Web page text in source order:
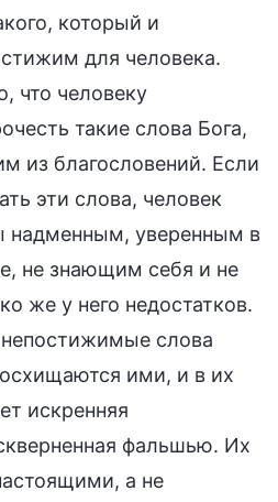
который и
для человека.
что человеку
такие слова Бога,
из благословений. Если
эти слова, человек
надменным, уверенным в
не знающим себя и не
же у него недостатков.
слова
ими, и в их
искренняя
фальшью. Их
а не